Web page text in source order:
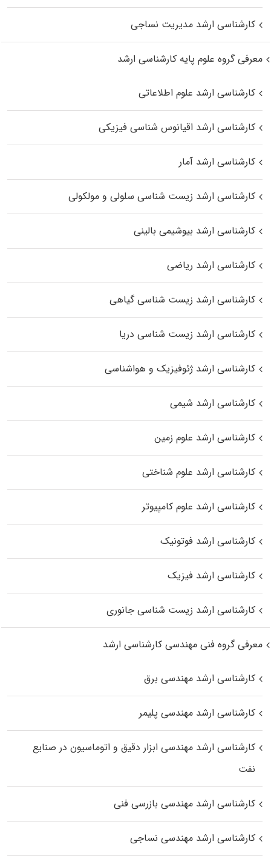
کارشناسی ارشد مدیریت نساجی
معرفی گروه علوم پایه کارشناسی ارشد
کارشناسی ارشد علوم اطلاعاتی
کارشناسی ارشد اقیانوس‌ شناسی فیزیکی
کارشناسی ارشد آمار
کارشناسی ارشد زیست شناسی سلولی و مولکولی
کارشناسی ارشد بیوشیمی بالینی
کارشناسی ارشد ریاضی
کارشناسی ارشد زیست‌ شناسی گیاهی
کارشناسی ارشد زیست‌ شناسی دریا
کارشناسی ارشد ژئوفیزیک و هواشناسی
کارشناسی ارشد شیمی
کارشناسی ارشد علوم زمین
کارشناسی ارشد علوم شناختی
کارشناسی ارشد علوم کامپیوتر
کارشناسی ارشد فوتونیک
کارشناسی ارشد فیزیک
کارشناسی ارشد زیست‌ شناسی جانوری
معرفی گروه فنی مهندسی کارشناسی ارشد
کارشناسی ارشد مهندسی برق
کارشناسی ارشد مهندسی پلیمر
کارشناسی ارشد مهندسی ابزار دقیق و اتوماسیون در صنایع
نفت
کارشناسی ارشد مهندسی بازرسی فنی
کارشناسی ارشد مهندسی نساجی